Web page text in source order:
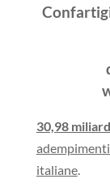
30,98
italiane.